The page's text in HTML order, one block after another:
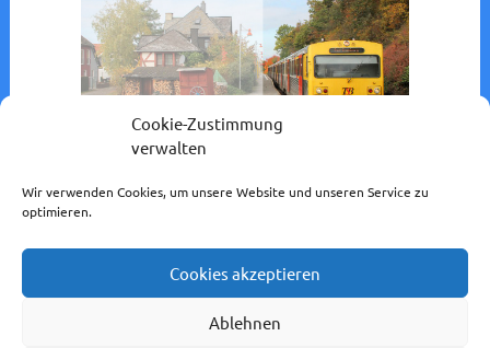
Cookie-Zustimmung
verwalten
Wir verwenden Cookies, um unsere Website und unseren Service zu
optimieren.
Cookies akzeptieren
Ablehnen